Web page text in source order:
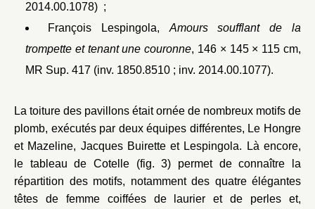
2014.00.1078) ;
François Lespingola, Amours soufflant de la
trompette et tenant une couronne, 146 × 145 × 115 cm,
MR Sup. 417 (inv. 1850.8510 ; inv. 2014.00.1077).
La toiture des pavillons était ornée de nombreux motifs de
plomb, exécutés par deux équipes différentes, Le Hongre
et Mazeline, Jacques Buirette et Lespingola. Là encore,
le tableau de Cotelle (fig. 3) permet de connaître la
répartition des motifs, notamment des quatre élégantes
têtes de femme coiffées de laurier et de perles et,